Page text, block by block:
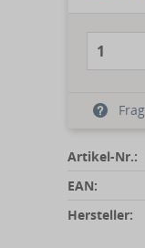
Artikel-Nr.:
EAN:
Hersteller: